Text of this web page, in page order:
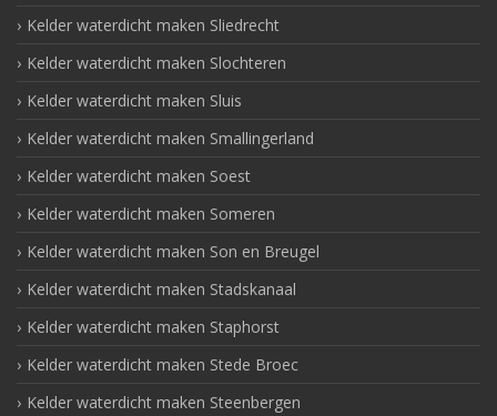
Kelder waterdicht maken Sliedrecht
Kelder waterdicht maken Slochteren
Kelder waterdicht maken Sluis
Kelder waterdicht maken Smallingerland
Kelder waterdicht maken Soest
Kelder waterdicht maken Someren
Kelder waterdicht maken Son en Breugel
Kelder waterdicht maken Stadskanaal
Kelder waterdicht maken Staphorst
Kelder waterdicht maken Stede Broec
Kelder waterdicht maken Steenbergen